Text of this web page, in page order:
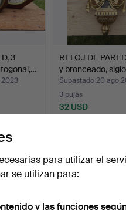
3
2023
RELOJ DE
y bronceado,
Subastado 20 ago
3 pujas
32 USD
para utilizar el
se utilizan para:
y las funciones